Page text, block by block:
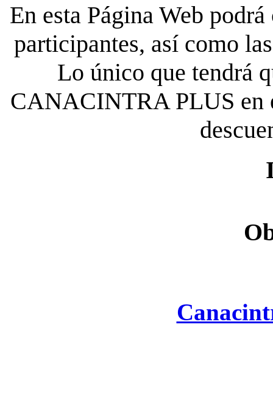
En esta Página Web
participantes, así como
Lo único que tendrá
CANACINTRA PLUS en